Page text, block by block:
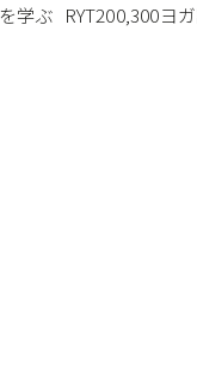
学ぶ RYT200,300ヨ